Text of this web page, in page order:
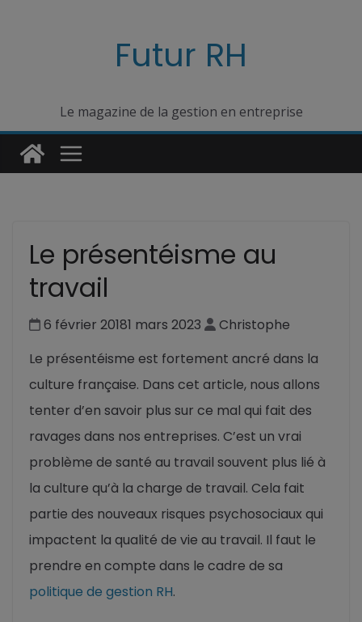
Futur RH
Le magazine de la gestion en entreprise
Le présentéisme au
travail
6 février 20181 mars 2023
Christophe
Le présentéisme est fortement ancré dans la
culture française. Dans cet article, nous allons
tenter d’en savoir plus sur ce mal qui fait des
ravages dans nos entreprises. C’est un vrai
problème de santé au travail souvent plus lié à
la culture qu’à la charge de travail. Cela fait
partie des nouveaux risques psychosociaux qui
impactent la qualité de vie au travail. Il faut le
prendre en compte dans le cadre de sa
politique de gestion RH.